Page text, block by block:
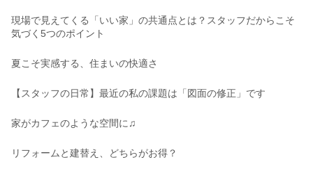
現場で見えてくる「いい家」の共通点とは？スタッフだからこそ
気づく5つのポイント
夏こそ実感する、住まいの快適さ
【スタッフの日常】最近の私の課題は「図面の修正」です
家がカフェのような空間に♫
リフォームと建替え、どちらがお得？